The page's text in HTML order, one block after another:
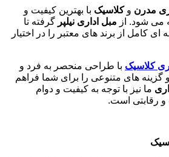
مدرن وکلاسیک با بهترین کیفیت و
می شود. از مبل اداری نیلپر گرفته تا
ای کامل از برند های معتبر را در اختیار
کلاسیک با طراحی منحصر به فرد و
گزینه های متنوعی را برای شما فراهم
ما نیز با توجه به کیفیت و دوام
رقابتی است.